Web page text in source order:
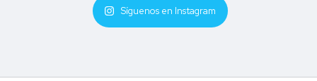
Síguenos en Instagram